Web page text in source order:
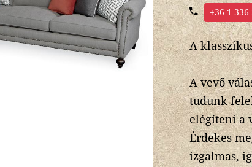
+36 1 336
A
A vevő
tudunk
elégíteni a
Érdekes
izgalmas,